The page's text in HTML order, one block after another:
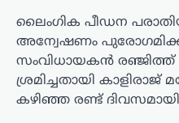
ലൈംഗിക പീഡന
അന്വേഷണം
സംവിധായകന്‍
ശ്രമിച്ചതായി
കഴിഞ്ഞ രണ്ട്